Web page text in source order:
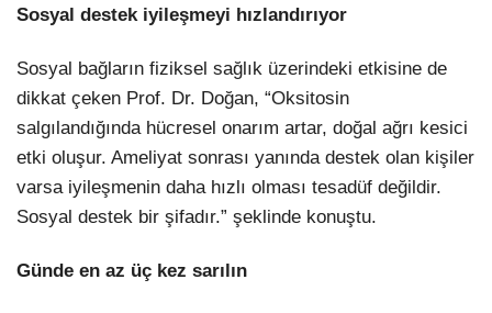
Sosyal destek iyileşmeyi hızlandırıyor
Sosyal bağların fiziksel sağlık üzerindeki etkisine de
dikkat çeken Prof. Dr. Doğan, “Oksitosin
salgılandığında hücresel onarım artar, doğal ağrı kesici
etki oluşur. Ameliyat sonrası yanında destek olan kişiler
varsa iyileşmenin daha hızlı olması tesadüf değildir.
Sosyal destek bir şifadır.” şeklinde konuştu.
Günde en az üç kez sarılın